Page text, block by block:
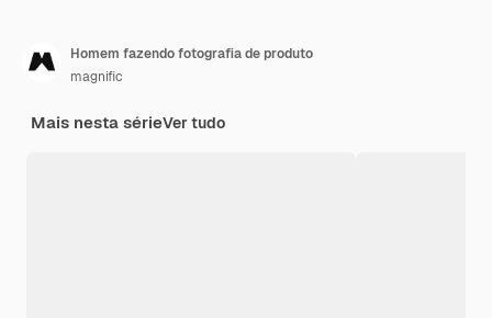
Homem fazendo fotografia de produto
magnific
Mais nesta sérieVer tudo